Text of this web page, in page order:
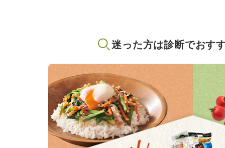
迷った方は診断でおす